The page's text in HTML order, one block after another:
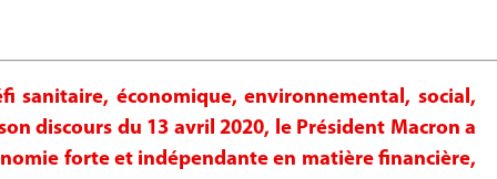
sanitaire, économique, environnemental, social,
discours du 13 avril 2020, le Président Macron a
forte et indépendante en matière financière,